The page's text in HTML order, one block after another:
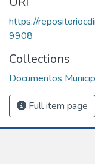
https://
9908
Collections
Documentos
Full item page